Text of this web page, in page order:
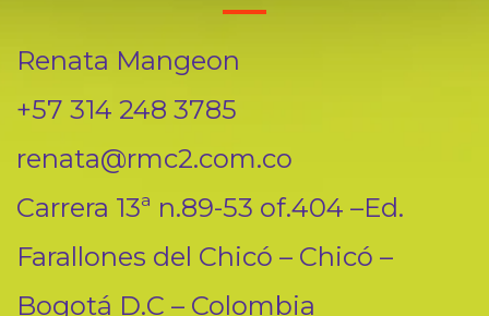
Renata Mangeon
+57 314 248 3785
renata@rmc2.com.co
Carrera 13ª n.89-53 of.404 –Ed.
Farallones del Chicó – Chicó –
Bogotá D.C – Colombia